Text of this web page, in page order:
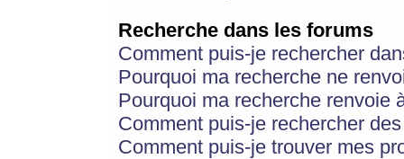
Recherche dans les forums
Comment puis-je rechercher
Pourquoi ma recherche ne
Pourquoi ma recherche renvoie
Comment puis-je rechercher
Comment puis-je trouver mes